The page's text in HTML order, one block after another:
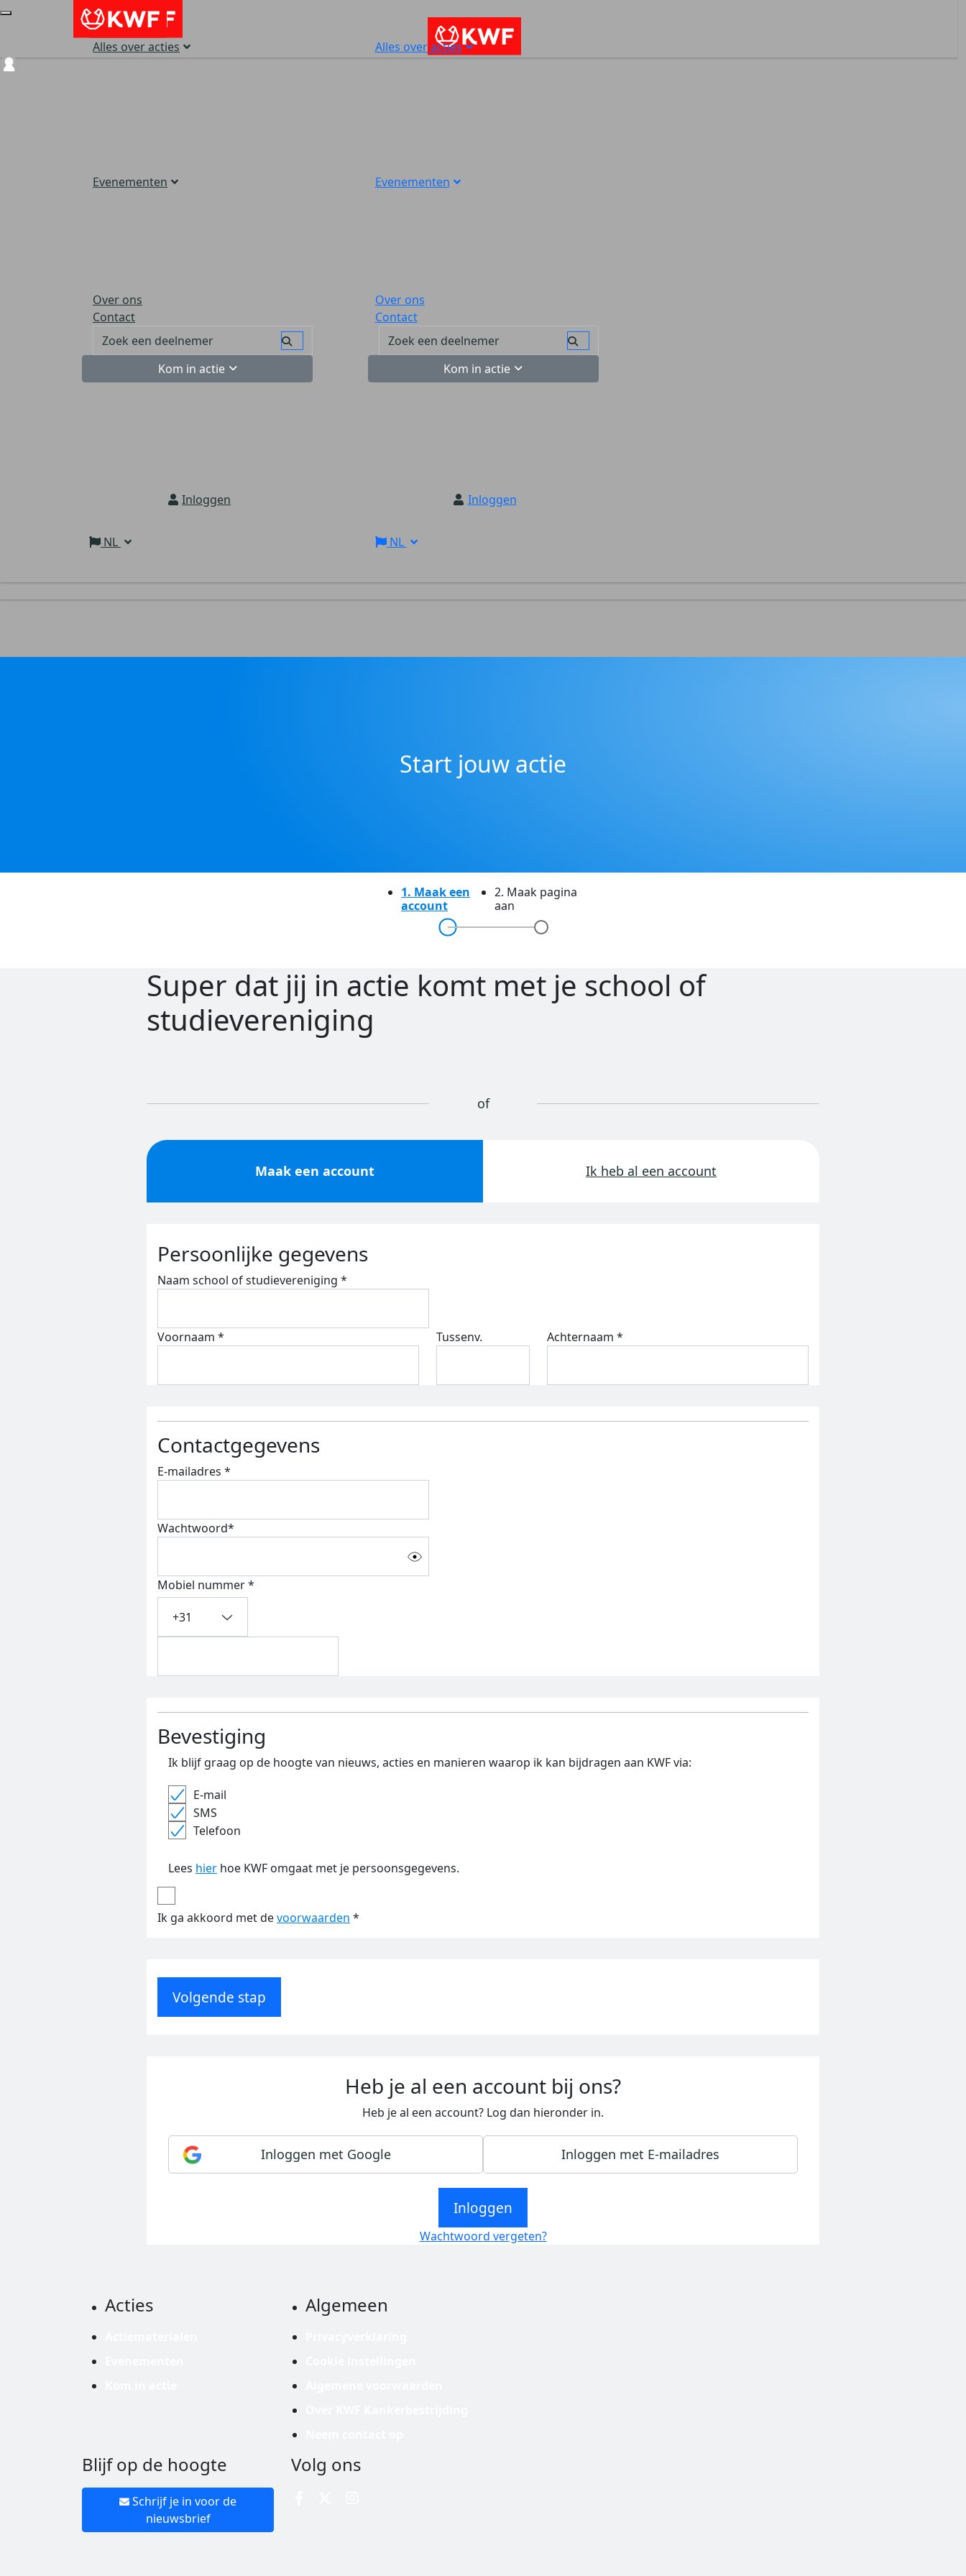
Alles over acties
Evenementen
Over ons
Contact
Kom in actie
Inloggen
NL
Alles over acties
Evenementen
Over ons
Contact
Kom in actie
Inloggen
NL
Start jouw actie
1. Maak een
account
2. Maak pagina
aan
Super dat jij in actie komt met je school of
studievereniging
Maak een account Ik heb al een account
Persoonlijke gegevens
Naam school of studievereniging *
Voornaam * Tussenv. Achternaam *
Contactgegevens
E-mailadres *
Wachtwoord*
Mobiel nummer*
+31
Bevestiging
Ik blijf graag op de hoogte van nieuws, acties en manieren waarop ik kan bijdragen aan KWF via:
E-mail
SMS
Telefoon
Lees hier hoe KWF omgaat met je persoonsgegevens.
Ik ga akkoord met devoorwaarden *
Volgende stap
Heb je al een account bij ons?
Heb je al een account? Log dan hieronder in.
Inloggen met Google Inloggen met E-mailadres
Inloggen
Wachtwoord vergeten?
Acties Algemeen
Blijf op de hoogte
Schrijf je in voor de
nieuwsbrief
Volg ons